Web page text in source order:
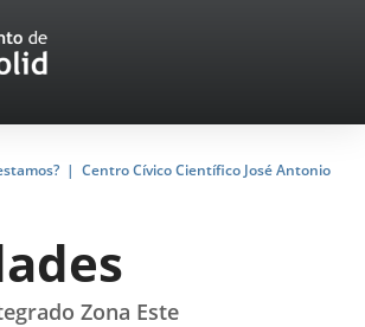
Centro Cívico Científico José Antonio
Zona Este